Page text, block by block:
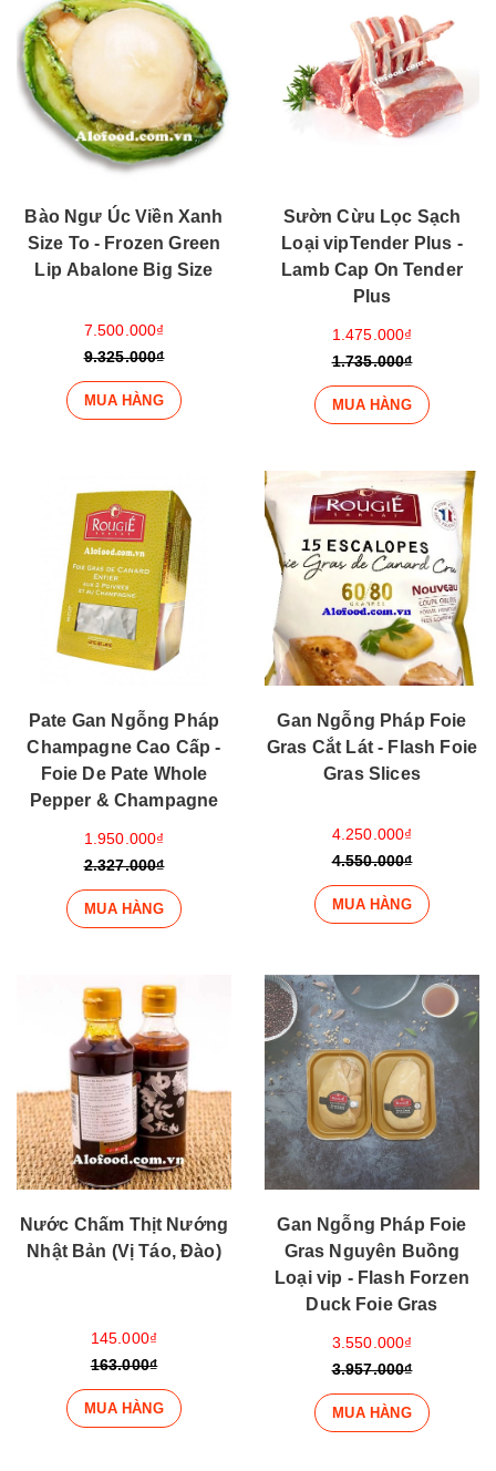
Bào Ngư Úc Viền Xanh
Size To - Frozen Green
Lip Abalone Big Size
7.500.000₫
9.325.000₫
MUA HÀNG
Sườn Cừu Lọc Sạch
Loại vipTender Plus -
Lamb Cap On Tender
Plus
1.475.000₫
1.735.000₫
MUA HÀNG
Pate Gan Ngỗng Pháp
Champagne Cao Cấp -
Foie De Pate Whole
Pepper & Champagne
1.950.000₫
2.327.000₫
MUA HÀNG
Gan Ngỗng Pháp Foie
Gras Cắt Lát - Flash Foie
Gras Slices
4.250.000₫
4.550.000₫
MUA HÀNG
Nước Chấm Thịt Nướng
Nhật Bản (Vị Táo, Đào)
145.000₫
163.000₫
MUA HÀNG
Gan Ngỗng Pháp Foie
Gras Nguyên Buồng
Loại vip - Flash Forzen
Duck Foie Gras
3.550.000₫
3.957.000₫
MUA HÀNG